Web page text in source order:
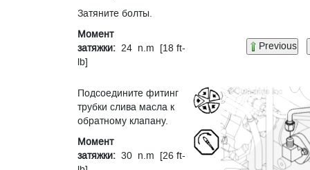
Затяните болты.
Момент
затяжки: 24 n.m [18 ft-
lb]
Previous
Подсоедините фитинг
трубки слива масла к
обратному клапану.
Момент
затяжки: 30 n.m [26 ft-